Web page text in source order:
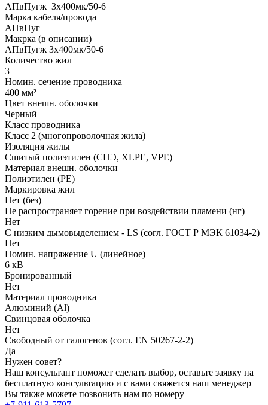
АПвПугж 3x400мк/50-6
Марка кабеля/провода
АПвПуг
Макрка (в описании)
АПвПугж 3x400мк/50-6
Количество жил
3
Номин. сечение проводника
400 мм²
Цвет внешн. оболочки
Черный
Класс проводника
Класс 2 (многопроволочная жила)
Изоляция жилы
Сшитый полиэтилен (СПЭ, XLPE, VPE)
Материал внешн. оболочки
Полиэтилен (PE)
Маркировка жил
Нет (без)
Не распространяет горение при воздействии пламени (нг)
Нет
С низким дымовыделением - LS (согл. ГОСТ Р МЭК 61034-2)
Нет
Номин. напряжение U (линейное)
6 кВ
Бронированный
Нет
Материал проводника
Алюминий (Al)
Свинцовая оболочка
Нет
Свободный от галогенов (согл. EN 50267-2-2)
Да
Нужен совет?
Наш консультант поможет сделать выбор, оставьте заявку на
бесплатную консультацию и с вами свяжется наш менеджер
Вы также можете позвонить нам по номеру